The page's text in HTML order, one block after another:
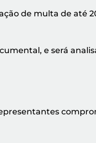
de multa de até
e será